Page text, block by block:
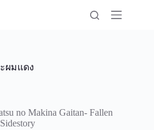
ผมแดง
no Makina Gaitan- Fallen